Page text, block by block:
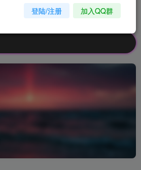
超低价文字广告位招租
登陆/注册 加入QQ群